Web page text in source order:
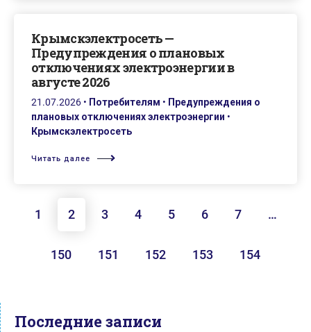
Крымскэлектросеть —
Предупреждения о плановых
отключениях электроэнергии в
августе 2026
21.07.2026 • Потребителям • Предупреждения о
плановых отключениях электроэнергии •
Крымскэлектросеть
Читать далее
1 2 3 4 5 6 7 …
150 151 152 153 154
Последние записи